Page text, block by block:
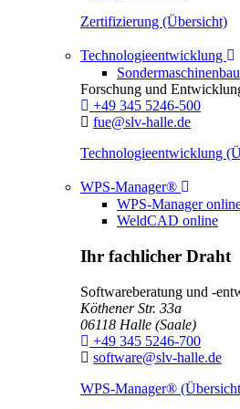
Zertifizierung (Übersicht)
Technologieentwicklung
Sondermaschinenbau
Forschung und
Telefon:
+49 345 5246-500
E-Mail:
fue@slv-halle.de
Technologieentwicklung
WPS-Manager® Toggle
WPS-Manager
WeldCAD online
Ihr fachlicher Draht
Softwareberatung und -
Köthener Str. 33a
06118 Halle (Saale)
Telefon:
+49 345 5246-700
E-Mail:
software@slv-halle.de
WPS-Manager®